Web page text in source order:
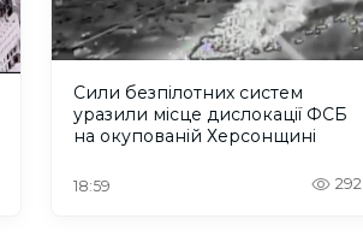
Сили безпілотних систем
уразили місце дислокації ФСБ
на окупованій Херсонщині
18:59 292